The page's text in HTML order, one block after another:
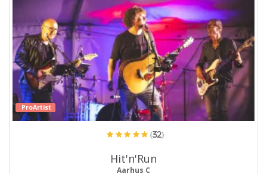
ProArtist
(32)
Hit'n'Run
Aarhus C